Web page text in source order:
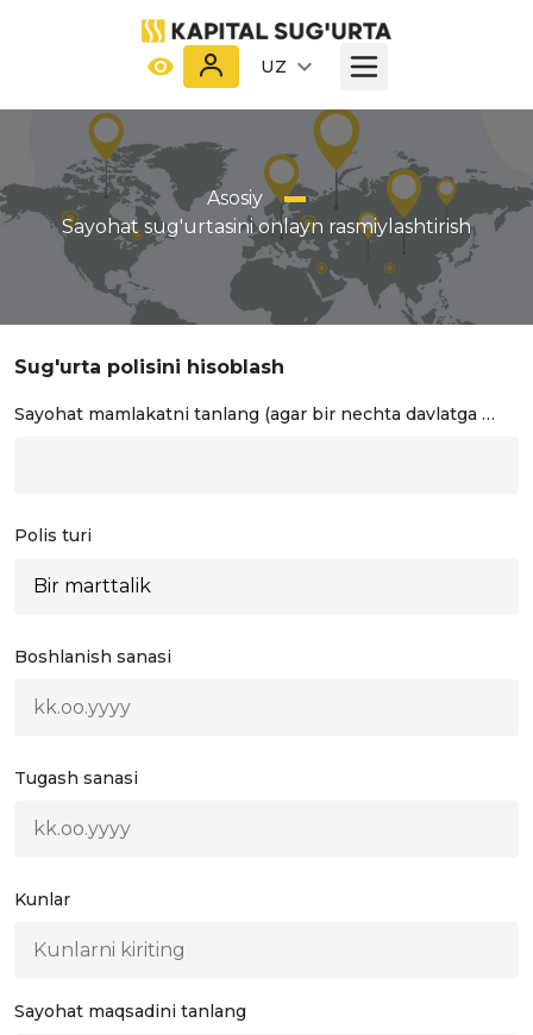
UZ
Asosiy
Sayohat sug'urtasini onlayn rasmiylashtirish
Sug'urta polisini hisoblash
Sayohat mamlakatni tanlang (agar bir nechta davlatga borsangiz barchasini tanlang)
Polis turi
Boshlanish sanasi
Tugash sanasi
Kunlar
Sayohat maqsadini tanlang